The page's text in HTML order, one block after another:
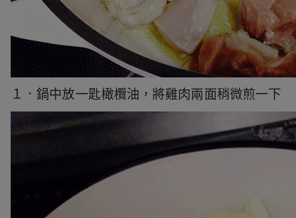
１．鍋中放一匙橄欖油，將雞肉兩面稍微煎一下